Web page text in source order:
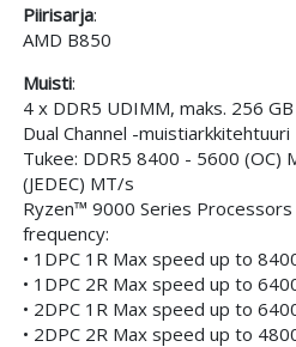
Piirisarja:
AMD B850
Muisti:
4 x DDR5 UDIMM, maks. 256 GB
Dual Channel -muistiarkkitehtuuri
Tukee: DDR5 8400 - 5600 (OC)
(JEDEC) MT/s
Ryzen™ 9000 Series Processors
frequency:
• 1DPC 1R Max speed up to
• 1DPC 2R Max speed up to
• 2DPC 1R Max speed up to
• 2DPC 2R Max speed up to